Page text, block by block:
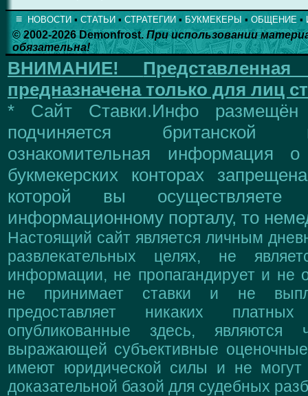
≡ НОВОСТИ ▪ СТАТЬИ ▪ СТРАТЕГИИ ▪ БУКМЕКЕРЫ ▪ ОБЩЕНИЕ ▪
© 2002-2026 Demonfrost.При использовании
обязательна!
ВНИМАНИЕ!
предназначена только для лиц
* Сайт Ставки.Инфо размещён
подчиняется британской
ознакомительная информация
букмекерских конторах
которой вы
информационному порталу, то
Настоящий сайт является личным
развлекательных целях, не
информации, не пропагандирует и не
не принимает ставки и не
предоставляет никаких
опубликованные здесь, являются
выражающей субъективные
имеют юридической силы и не могут
доказательной базой для судебных